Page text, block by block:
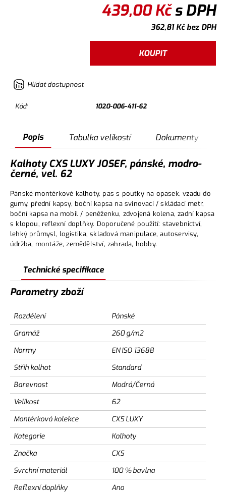
439,00Kčs DPH
362,81Kčbez DPH
KOUPIT
Hlídat dostupnost
Kód: 1020-006-411-62
Popis Tabulka velikostí Dokumenty
Kalhoty CXS LUXY JOSEF, pánské, modro-
černé, vel. 62
Pánské montérkové kalhoty, pas s poutky na opasek, vzadu do
gumy, přední kapsy, boční kapsa na svinovací / skládací metr,
boční kapsa na mobil / peněženku, zdvojená kolena, zadní kapsa
s klopou, reflexní doplňky. Doporučené použití: stavebnictví,
lehký průmysl, logistika, skladová manipulace, autoservisy,
údržba, montáže, zemědělství, zahrada, hobby.
Technické specifikace
Parametry zboží
Rozdělení
Pánské
Gramáž
260 g/m2
Normy
EN ISO 13688
Střih kalhot
Standard
Barevnost
Modrá/Černá
Velikost
62
Montérková kolekce
CXS LUXY
Kategorie
Kalhoty
Značka
CXS
Svrchní materiál
100 % bavlna
Reflexní doplňky
Ano